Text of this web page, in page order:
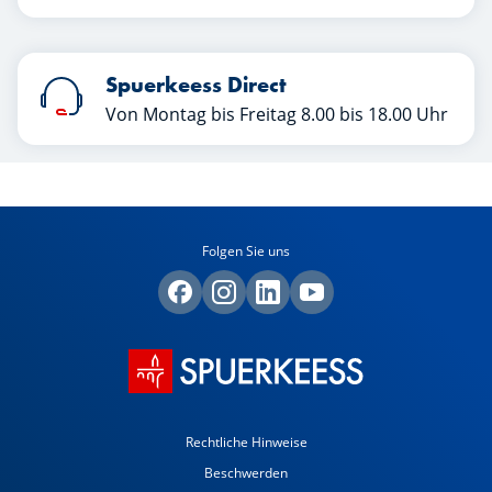
Spuerkeess Direct
Von Montag bis Freitag 8.00 bis 18.00 Uhr
Folgen Sie uns
Rechtliche Hinweise
Beschwerden